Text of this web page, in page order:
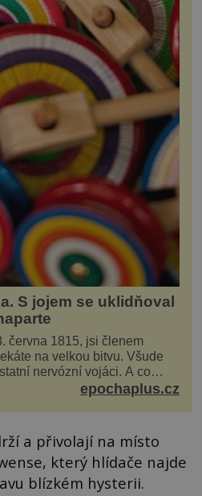
S jojem se uklidňoval
června 1815, jsi členem
na velkou bitvu. Všude
nervózní vojáci. A co
jojem! Zdá se v...epochaplus.cz
a přivolají na místo
který hlídače najde
blízkém hysterii.